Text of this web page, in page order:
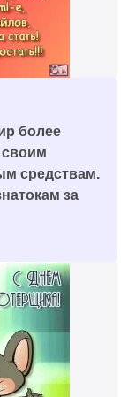
более
средствам.
за